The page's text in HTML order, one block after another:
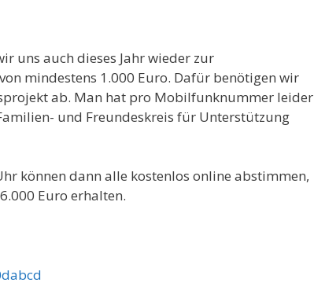
uns auch dieses Jahr wieder zur
mindestens 1.000 Euro. Dafür benötigen wir
ab. Man hat pro Mobilfunknummer leider
und Freundeskreis für Unterstützung
können dann alle kostenlos online abstimmen,
Euro erhalten.